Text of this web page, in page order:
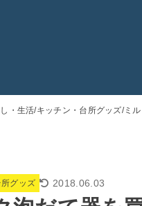
・生活 キッチン・台所グッズ ミ
グッズ 2018.06.03